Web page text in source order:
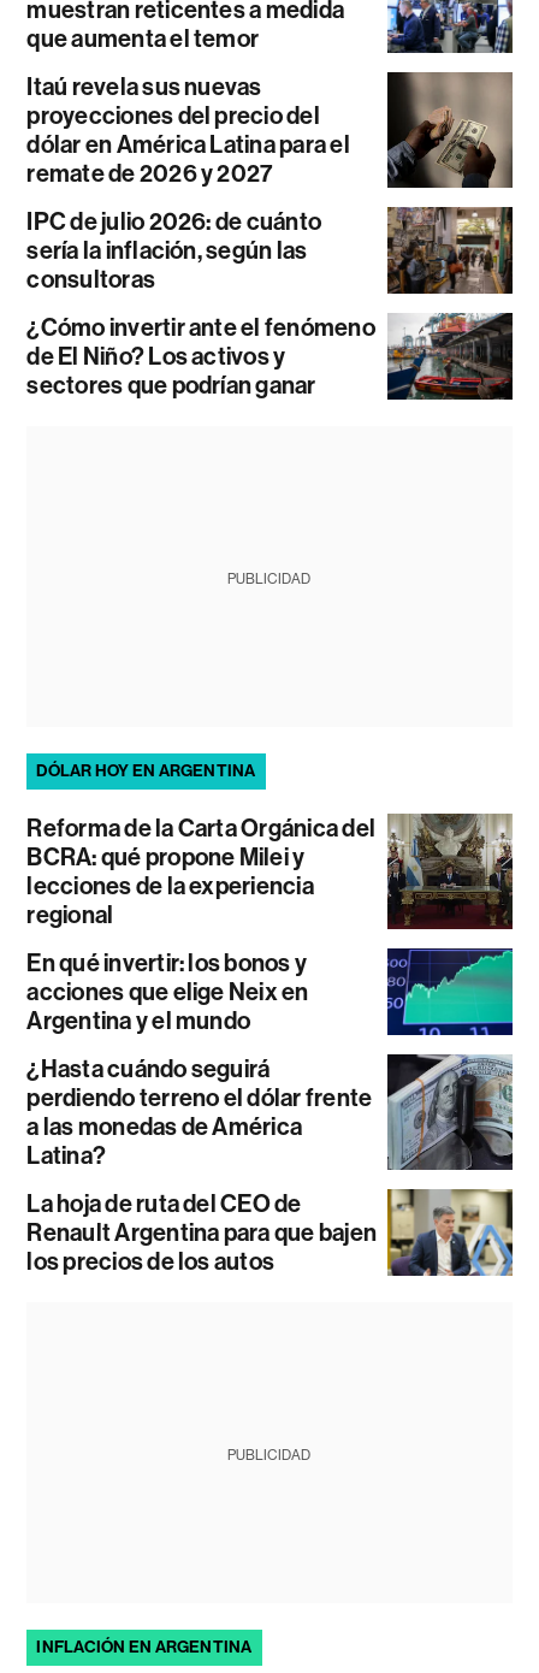
muestran reticentes a medida
que aumenta el temor
Itaú revela sus nuevas
proyecciones del precio del
dólar en América Latina para el
remate de 2026 y 2027
IPC de julio 2026: de cuánto
sería la inflación, según las
consultoras
¿Cómo invertir ante el fenómeno
de El Niño? Los activos y
sectores que podrían ganar
PUBLICIDAD
DÓLAR HOY EN ARGENTINA
Reforma de la Carta Orgánica del
BCRA: qué propone Milei y
lecciones de la experiencia
regional
En qué invertir: los bonos y
acciones que elige Neix en
Argentina y el mundo
¿Hasta cuándo seguirá
perdiendo terreno el dólar frente
a las monedas de América
Latina?
La hoja de ruta del CEO de
Renault Argentina para que bajen
los precios de los autos
PUBLICIDAD
INFLACIÓN EN ARGENTINA